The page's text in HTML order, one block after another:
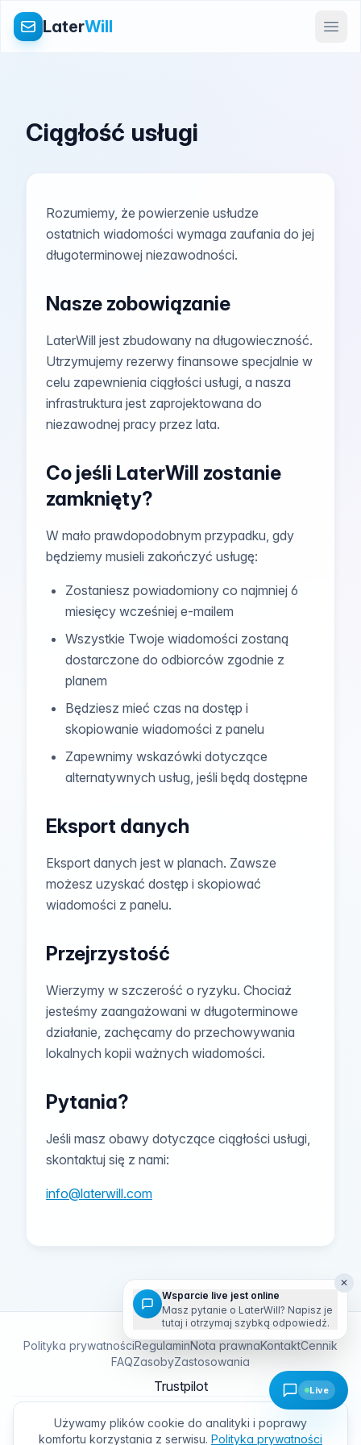
LaterWill
Ciągłość usługi
Rozumiemy, że powierzenie usłudze
ostatnich wiadomości wymaga zaufania do jej
długoterminowej niezawodności.
Nasze zobowiązanie
LaterWill jest zbudowany na długowieczność.
Utrzymujemy rezerwy finansowe specjalnie w
celu zapewnienia ciągłości usługi, a nasza
infrastruktura jest zaprojektowana do
niezawodnej pracy przez lata.
Co jeśli LaterWill zostanie
zamknięty?
W mało prawdopodobnym przypadku, gdy
będziemy musieli zakończyć usługę:
Zostaniesz powiadomiony co najmniej 6
miesięcy wcześniej e-mailem
Wszystkie Twoje wiadomości zostaną
dostarczone do odbiorców zgodnie z
planem
Będziesz mieć czas na dostęp i
skopiowanie wiadomości z panelu
Zapewnimy wskazówki dotyczące
alternatywnych usług, jeśli będą dostępne
Eksport danych
Eksport danych jest w planach. Zawsze
możesz uzyskać dostęp i skopiować
wiadomości z panelu.
Przejrzystość
Wierzymy w szczerość o ryzyku. Chociaż
jesteśmy zaangażowani w długoterminowe
działanie, zachęcamy do przechowywania
lokalnych kopii ważnych wiadomości.
Pytania?
Jeśli masz obawy dotyczące ciągłości usługi,
skontaktuj się z nami:
info@laterwill.com
Polityka prywatnościRegulaminNota prawnaKontaktCennik
FAQZasobyZastosowania
Trustpilot
LaterWill
2026LaterWill · Web 3.0 s.r.o., Alvinczyho 1694/19, 040 01
✕
Wsparcie live jest online
Masz pytanie o LaterWill? Napisz je
tutaj i otrzymaj szybką odpowiedź.
Live
Używamy plików cookie do analityki i poprawy
komfortu korzystania z serwisu. Polityka prywatności